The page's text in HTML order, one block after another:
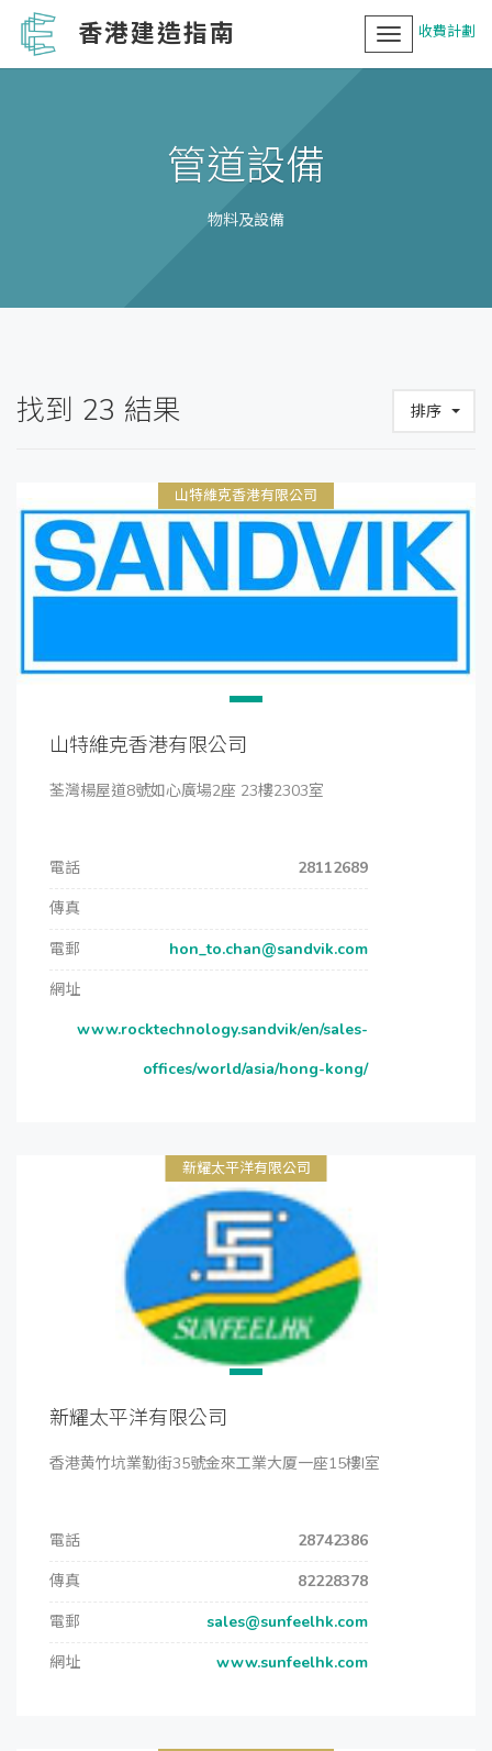
香港建造指南 收費計劃
Toggle
navigation
管道設備
物料及設備
找到 23 結果 排序
山特維克香港有限公司
山特維克香港有限公司
荃灣楊屋道8號如心廣場2座 23樓2303室
電話
28112689
傳真
電郵
hon_to.chan@sandvik.com
網址
www.rocktechnology.sandvik/en/sales-
offices/world/asia/hong-kong/
新耀太平洋有限公司
新耀太平洋有限公司
香港黄竹坑業勤街35號金來工業大厦一座15樓I室
電話
28742386
傳真
82228378
電郵
sales@sunfeelhk.com
網址
www.sunfeelhk.com